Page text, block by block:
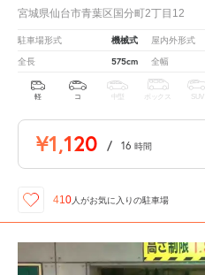
宮城県仙台市青葉区国分町2丁目12
駐車場形式 機械式 屋内外形式
全長 575cm 全幅
軽 コ 中型 ボックス SUV
¥1,120 / 16 時間
410人がお気に入りの駐車場